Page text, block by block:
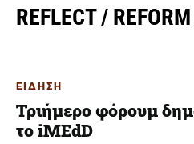
content
REFLECT /
ΕΙΔΗΣΗ
Τριήμερο φόρουμ
το iMEdD